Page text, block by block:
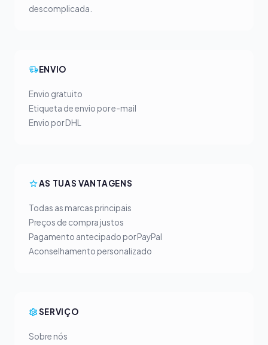
descomplicada.
ENVIO
Envio gratuito
Etiqueta de envio por e-mail
Envio por DHL
AS TUAS VANTAGENS
Todas as marcas principais
Preços de compra justos
Pagamento antecipado por PayPal
Aconselhamento personalizado
SERVIÇO
Sobre nós